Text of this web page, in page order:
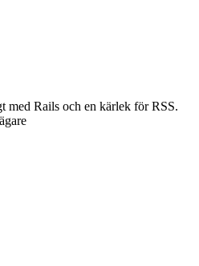
med Rails och en kärlek för RSS.